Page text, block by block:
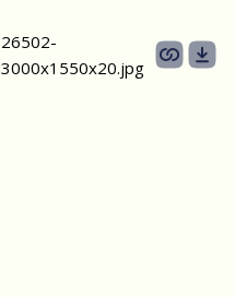
26502-
3000х1550х20.jpg